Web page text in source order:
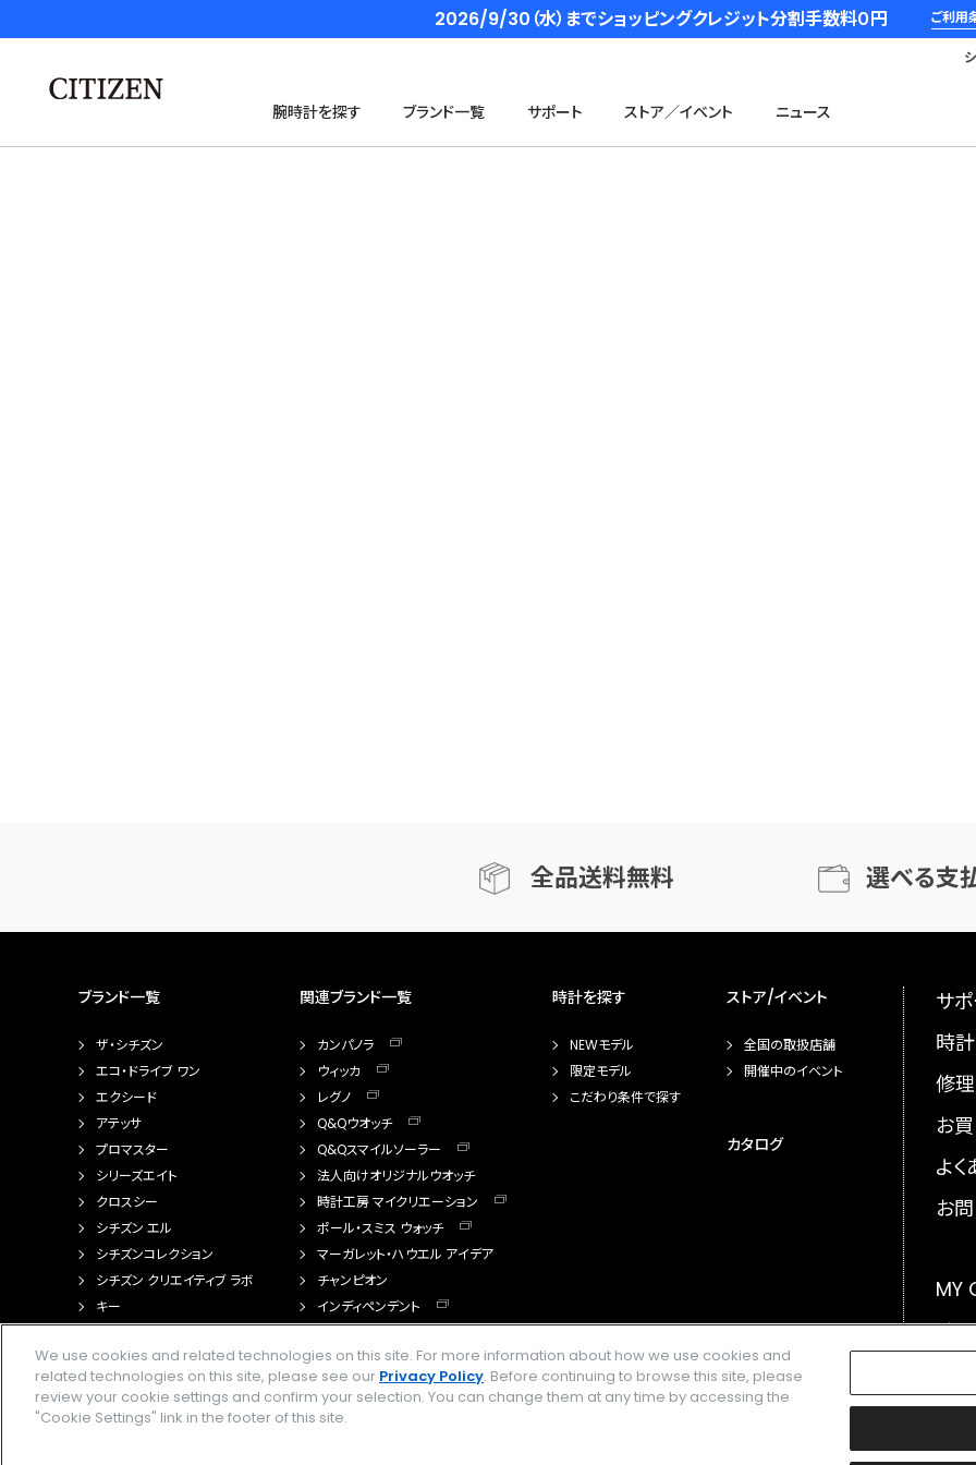
2026/9/30（水）までショッピングクレジット分割手数料０円 ご利用
腕時計を探す ブランド一覧 サポート ストア／イベント ニュース
全品送料無料 選べる支
ブランド一覧
ザ・シチズン
エコ・ドライブ ワン
エクシード
アテッサ
プロマスター
シリーズエイト
クロスシー
シチズン エル
シチズンコレクション
シチズン クリエイティブ ラボ
キー
関連ブランド一覧
カンパノラ
ウィッカ
レグノ
Q&Qウオッチ
Q&Qスマイルソーラー
法人向けオリジナルウオッチ
時計工房 マイクリエーション
ポール・スミス ウォッチ
マーガレット・ハウエル アイデア
チャンピオン
インディペンデント
時計を探す
NEWモデル
限定モデル
こだわり条件で探す
ストア/イベント
全国の取扱店舗
開催中のイベント
カタログ
サ
時
修理
お
よ
お
MY
メ
We use cookies and related technologies on this site. For more information about how we use cookies and
related technologies on this site, please see our Privacy Policy. Before continuing to browse this site, please
review your cookie settings and confirm your selection. You can change them at any time by accessing the
"Cookie Settings" link in the footer of this site.